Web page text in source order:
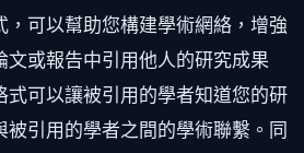
，可以幫助您構建學術網絡，增強
文或報告中引用他人的研究成果
式可以讓被引用的學者知道您的研
被引用的學者之間的學術聯繫。同